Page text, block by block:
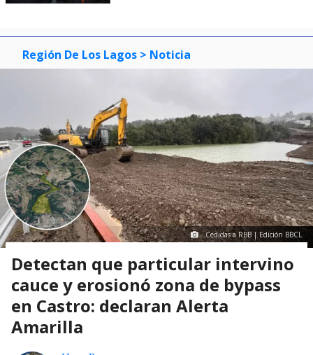
Región De Los Lagos > Noticia
Cedidas a RBB | Edición BBCL
Detectan que particular intervino
cauce y erosionó zona de bypass
en Castro: declaran Alerta
Amarilla